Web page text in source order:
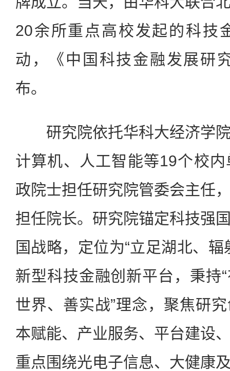
20余所重点高校发起的科技
动，《中国科技金融发展研
布。
研究院依托华科大经济学院
计算机、人工智能等19个校
政院士担任研究院管委会主任
担任院长。研究院锚定科技强
国战略，定位为“立足湖北、
新型科技金融创新平台，秉持
世界、善实战”理念，聚焦研
本赋能、产业服务、平台建设
重点围绕光电子信息、大健康